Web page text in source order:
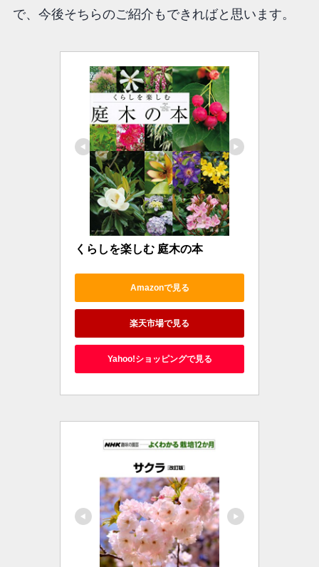
で、今後そちらのご紹介もできればと思います。
くらしを楽しむ 庭木の本
Amazonで見る
楽天市場で見る
Yahoo!ショッピングで見る